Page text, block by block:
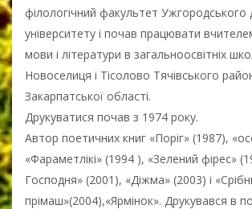
філологічний факультет
університету і почав працювати
мови і літератури в загальноосвітніх
Новоселиця і Тісолово Тячівського
Закарпатської області.
Друкуватися почав з 1974 року.
Автор поетичних книг «Поріг» (1987),
«Фараметлікі» (1994 ), «Зелений фірес»
Господня» (2001), «Діжма» (2003) і
прімаш»(2004),«Ярмінок». Друкувався в